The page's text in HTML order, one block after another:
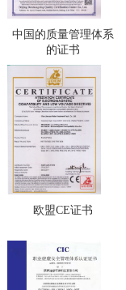
中国的质量管理体系
的证书
欧盟CE证书